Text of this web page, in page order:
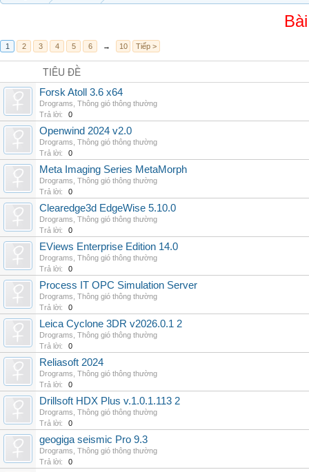
1 2 3 4 5 6 → 10 Tiếp >
TIÊU ĐỀ
Forsk Atoll 3.6 x64
Drograms Thông gió thông thường
Trả lời:
0
Openwind 2024 v2.0
Drograms Thông gió thông thường
Trả lời:
0
Meta Imaging Series MetaMorph
Drograms Thông gió thông thường
Trả lời:
0
Clearedge3d EdgeWise 5.10.0
Drograms Thông gió thông thường
Trả lời:
0
EViews Enterprise Edition 14.0
Drograms Thông gió thông thường
Trả lời:
0
Process IT OPC Simulation Server
Drograms Thông gió thông thường
Trả lời:
0
Leica Cyclone 3DR v2026.0.1 2
Drograms Thông gió thông thường
Trả lời:
0
Reliasoft 2024
Drograms Thông gió thông thường
Trả lời:
0
Drillsoft HDX Plus v.1.0.1.113 2
Drograms Thông gió thông thường
Trả lời:
0
geogiga seismic Pro 9.3
Drograms Thông gió thông thường
Trả lời:
0